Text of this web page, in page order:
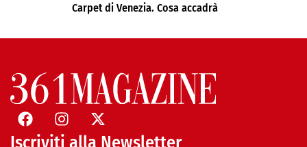
Carpet di Venezia. Cosa accadrà
Iscriviti alla Newsletter